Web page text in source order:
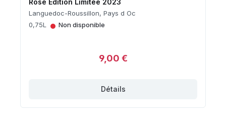
Languedoc-Roussillon, Pays d Oc
0,75L
• Non disponible
9,00 €
Détails